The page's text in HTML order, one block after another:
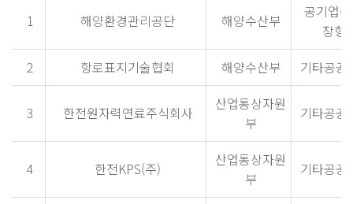
1 해양환경관리공단 해양수산부
공기업(
장형)
2
항로표지기술협회 해양수산부 기타공공
3 한전원자력연료주식회사
산업통상자원
부
기타공공
4 한전KPS(주)
산업통상자원
부
기타공공